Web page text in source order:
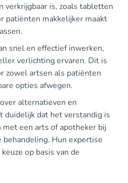
verkrijgbaar is, zoals tabletten
patiënten makkelijker maakt
snel en effectief inwerken,
verlichting ervaren. Dit is
zowel artsen als patiënten
opties afwegen.
alternatieven en
duidelijk dat het verstandig is
een arts of apotheker bij
behandeling. Hun expertise
op basis van de